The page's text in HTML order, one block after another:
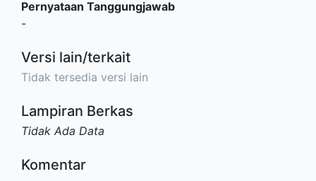
Pernyataan Tanggungjawab
-
Versi lain/terkait
Tidak tersedia versi lain
Lampiran Berkas
Tidak Ada Data
Komentar